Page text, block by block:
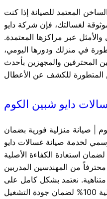
المعتمد للصيانة إذا كنت
لغسالتك، فإن شركة دايو
عبر مراكزها المعتمدة.
في منزلك ودورها اليومي،
المحترفين والمجهزين بأحدث
دايو شبين الكوم
| صيانة منزلية فورية بضمان
لخدمة صيانة غسالات دايو
استعادة الكفاءة الأصلية
من المهندسين المدربين
نعتمد بشكل كامل على